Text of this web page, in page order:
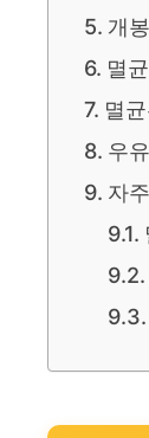
개
멸
멸
우
자